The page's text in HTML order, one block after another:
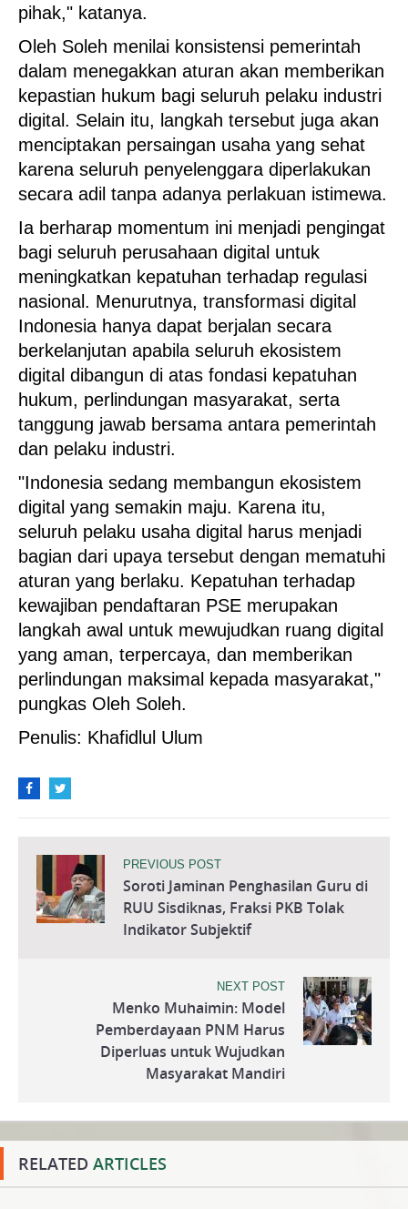
pihak," katanya.
Oleh Soleh menilai konsistensi pemerintah
dalam menegakkan aturan akan memberikan
kepastian hukum bagi seluruh pelaku industri
digital. Selain itu, langkah tersebut juga akan
menciptakan persaingan usaha yang sehat
karena seluruh penyelenggara diperlakukan
secara adil tanpa adanya perlakuan istimewa.
Ia berharap momentum ini menjadi pengingat
bagi seluruh perusahaan digital untuk
meningkatkan kepatuhan terhadap regulasi
nasional. Menurutnya, transformasi digital
Indonesia hanya dapat berjalan secara
berkelanjutan apabila seluruh ekosistem
digital dibangun di atas fondasi kepatuhan
hukum, perlindungan masyarakat, serta
tanggung jawab bersama antara pemerintah
dan pelaku industri.
"Indonesia sedang membangun ekosistem
digital yang semakin maju. Karena itu,
seluruh pelaku usaha digital harus menjadi
bagian dari upaya tersebut dengan mematuhi
aturan yang berlaku. Kepatuhan terhadap
kewajiban pendaftaran PSE merupakan
langkah awal untuk mewujudkan ruang digital
yang aman, terpercaya, dan memberikan
perlindungan maksimal kepada masyarakat,"
pungkas Oleh Soleh.
Penulis: Khafidlul Ulum
PREVIOUS POST
Soroti Jaminan Penghasilan Guru di
RUU Sisdiknas, Fraksi PKB Tolak
Indikator Subjektif
NEXT POST
Menko Muhaimin: Model
Pemberdayaan PNM Harus
Diperluas untuk Wujudkan
Masyarakat Mandiri
RELATED ARTICLES